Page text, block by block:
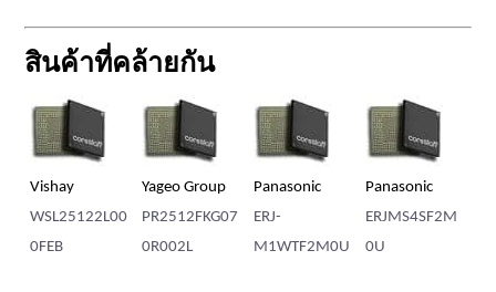
สินค้าที่คล้ายกัน
Vishay
WSL25122L00
0FEB
Yageo Group
PR2512FKG07
0R002L
Panasonic
ERJ-
M1WTF2M0U
Panasonic
ERJMS4SF2M
0U